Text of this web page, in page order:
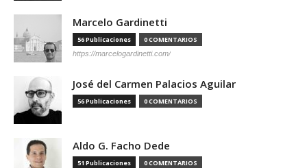
Marcelo Gardinetti
56 Publicaciones 0 COMENTARIOS
https://marcelogardinetti.com/
José del Carmen Palacios Aguilar
56 Publicaciones 0 COMENTARIOS
Aldo G. Facho Dede
51 Publicaciones 0 COMENTARIOS